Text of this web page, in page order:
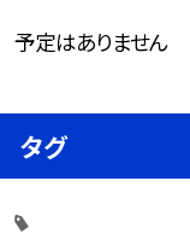
予定はありません
タグ